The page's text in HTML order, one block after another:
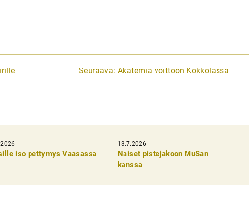
Seuraava: Akatemia voittoon Kokkolassa
iso pettymys Vaasassa
13.7.2026
Naiset pistejakoon MuSan
kanssa